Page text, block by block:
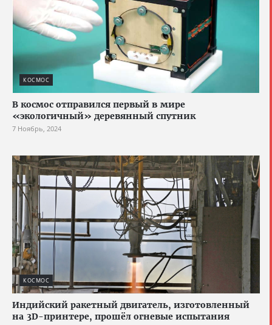
КОСМОС
В космос отправился первый в мире
«экологичный» деревянный спутник
7 Ноябрь, 2024
КОСМОС
Индийский ракетный двигатель, изготовленный
на 3D-принтере, прошёл огневые испытания